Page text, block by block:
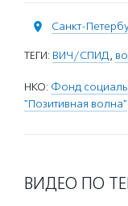
Санкт-
ТЕГИ: ВИЧ/СПИД,
НКО: Фонд
"Позитивная волна"
ВИДЕО ПО